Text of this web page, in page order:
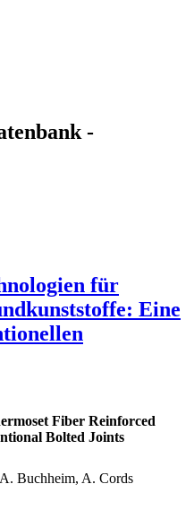
-
für
Eine
Fiber Reinforced
Bolted Joints
Buchheim, A. Cords